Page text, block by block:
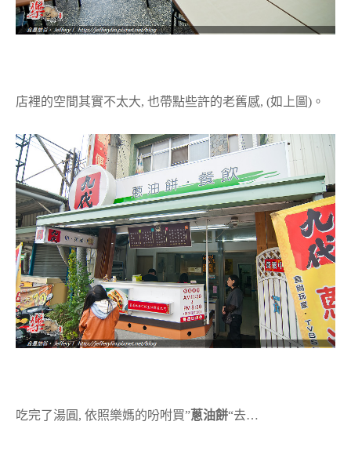
店裡的空間其實不太大, 也帶點些許的老舊感, (如上圖)。
吃完了湯圓, 依照樂媽的吩咐買”蔥油餅“去…